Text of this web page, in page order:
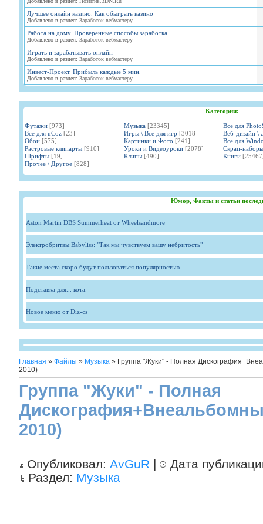
Лучшее онлайн казино. Как обыграть казино
Добавлено в раздел: Заработок вебмастеру
Работа на дому. Проверенные способы заработка
Добавлено в раздел: Заработок вебмастеру
Играть и зарабатывать онлайн
Добавлено в раздел: Заработок вебмастеру
Инвест-Проект. Прибыль каждые 5 мин.
Добавлено в раздел: Заработок вебмастеру
Категории:
Футажи [973] Музыка [23345]
Все для
Все для uCoz [23] Игры \ Все для игр [3018]
Веб-дизайн \
Обои [575] Картинки и Фото [241]
Все для
Растровые клипарты [910] Уроки и Видеоуроки [2078]
Скрап-наборы
Шрифты [19] Клипы [490] Книги
Прочее \ Другое [828]
Юмор, Факты и статьи
Aston Martin DBS Summerheat от Wheelsandmore
Электробритвы Babyliss: "Так мы чувствуем вашу небритость"
Такие места скоро будут пользоваться популярностью
Подставка для... кота.
Новое меню от Diz-cs
Главная » Файлы » Музыка » Группа "Жуки" - Полная
2010)
Группа "Жуки" - Полная
2010)
Опубликовал: AvGuR |
Дата
Раздел: Музыка